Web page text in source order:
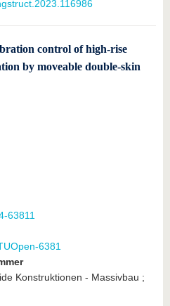
control of high-rise
by moveable double-skin
63811
6381
Konstruktionen - Massivbau ;